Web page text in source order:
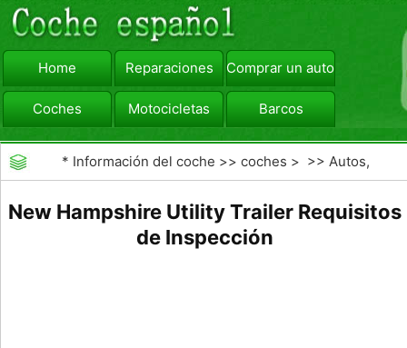
Home Reparaciones Comprar un automóvil
Coches Motocicletas Barcos
viajar Camiones
* Información del coche >>coches > >>Autos,
New Hampshire Utility Trailer Requisitos
de Inspección